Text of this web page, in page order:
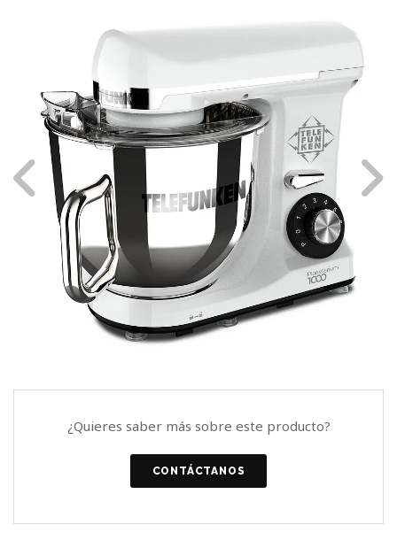
¿Quieres saber más sobre este producto?
CONTÁCTANOS